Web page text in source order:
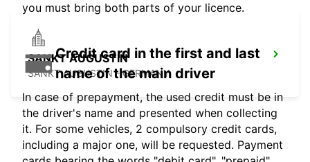
SANKT AUGUSTIN
SANKT AUGUSTIN - GERMANY
you must bring both parts of your licence.
Credit card in the first and last
name of the main driver
In case of prepayment, the used credit must be in
the driver's name and presented when collecting
it. For some vehicles, 2 compulsory credit cards,
including a major one, will be requested. Payment